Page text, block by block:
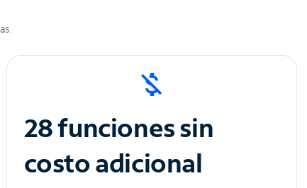
28 funciones sin
costo adicional